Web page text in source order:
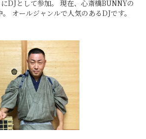
にDJとして参加。 現在、心斎橋BUNNYの
オールジャンルで人気のあるDJです。